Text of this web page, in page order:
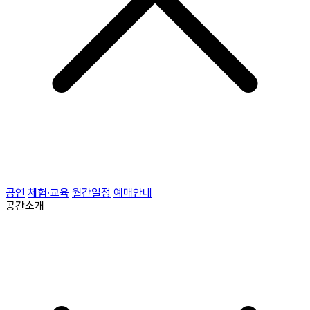
공연 체험·교육 월간일정 예매안내
공간소개